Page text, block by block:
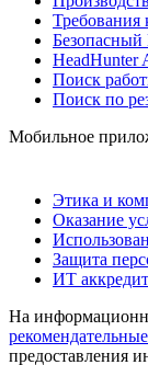
Безопасный
HeadHunter
Поиск
Поиск по
Мобильное
Этика и
Оказание
Защита
ИТ
На
предоставления